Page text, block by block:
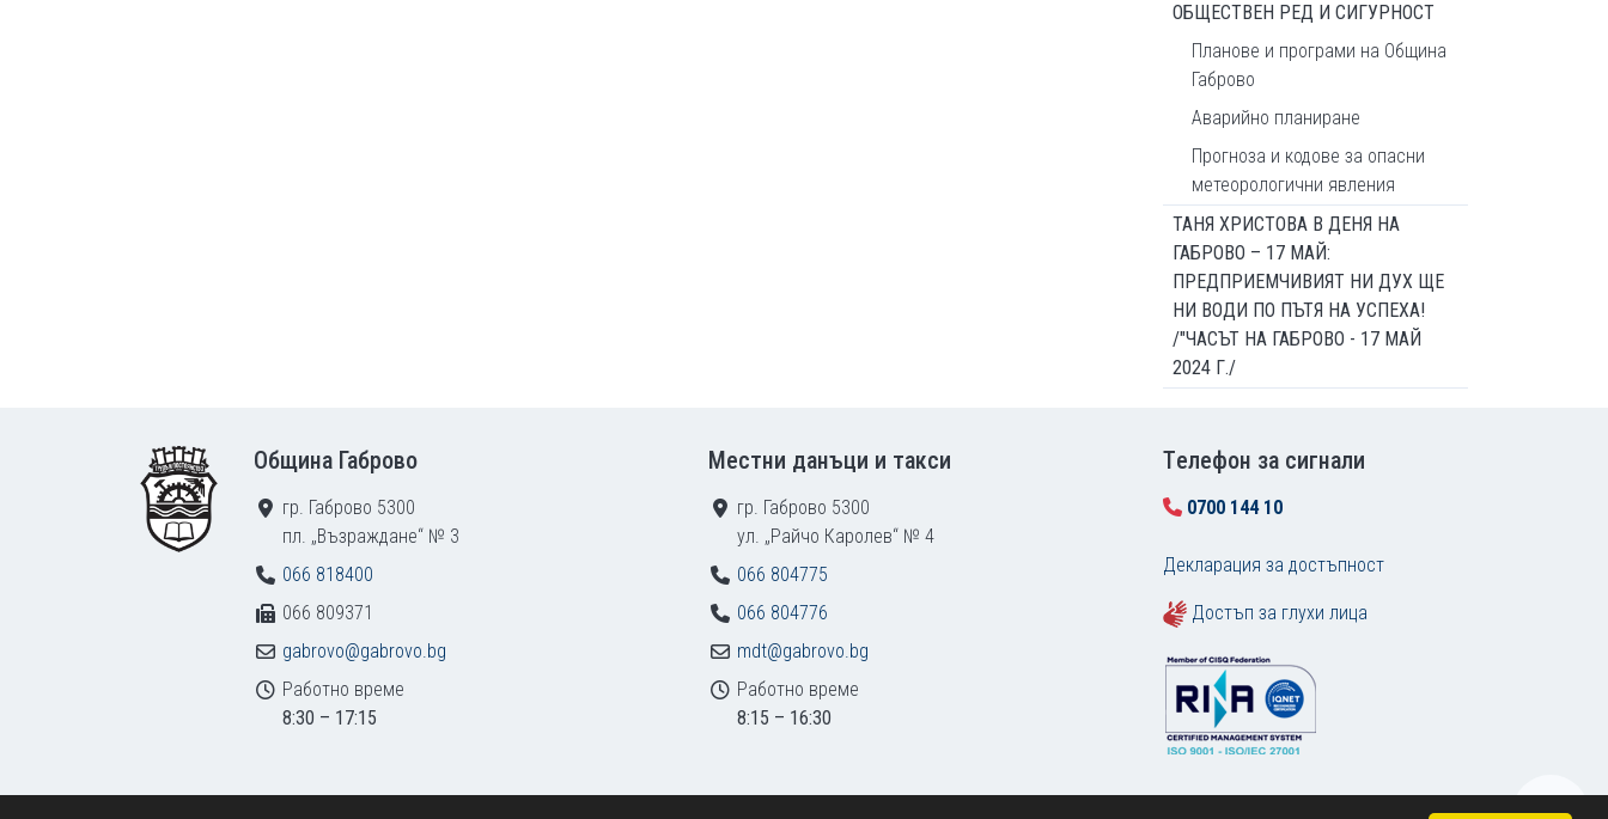
ОБЩЕСТВЕН РЕД И СИГУРНОСТ
Планове и програми на Община
Габрово
Аварийно планиране
Прогноза и кодове за опасни
метеорологични явления
ТАНЯ ХРИСТОВА В ДЕНЯ НА
ГАБРОВО – 17 МАЙ:
ПРЕДПРИЕМЧИВИЯТ НИ ДУХ ЩЕ
НИ ВОДИ ПО ПЪТЯ НА УСПЕХА!
/"ЧАСЪТ НА ГАБРОВО - 17 МАЙ
2024 Г./
Община Габрово
гр. Габрово 5300
пл. „Възраждане“ № 3
066 818400
066 809371
gabrovo@gabrovo.bg
Работно време
8:30 – 17:15
Местни данъци и такси
гр. Габрово 5300
ул. „Райчо Каролев“ № 4
066 804775
066 804776
mdt@gabrovo.bg
Работно време
8:15 – 16:30
Tелефон за сигнали
0700 144 10
Декларация за достъпност
Достъп за глухи лица